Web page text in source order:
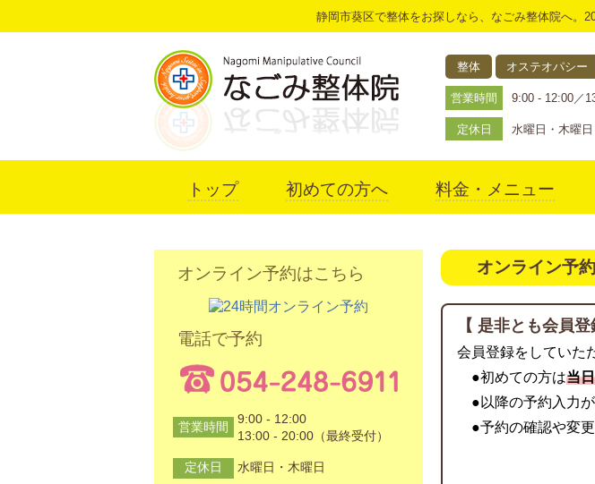
静岡市葵区で整体をお探しなら、なごみ整体院へ。
整体 オステオパシー
営業時間 9:00 - 12:00／
定休日 水曜日・木曜日
トップ 初めての方へ 料金・メニュー
ア
オンライン予
【 是非とも会員登
会員登録をしていた
●初めての方は当
●以降の予約入力が
●予約の確認や変
オンライン予約はこちら
電話で予約
営業時間
9:00 - 12:00
13:00 - 20:00（最終受付）
定休日 水曜日・木曜日